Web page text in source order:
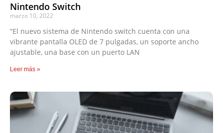
Nintendo Switch
marzo 10, 2022
“El nuevo sistema de Nintendo switch cuenta con una
vibrante pantalla OLED de 7 pulgadas, un soporte ancho
ajustable, una base con un puerto LAN
Leer más »